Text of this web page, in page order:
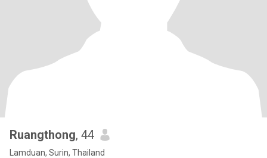
Ruangthong, 44
Lamduan, Surin, Thailand